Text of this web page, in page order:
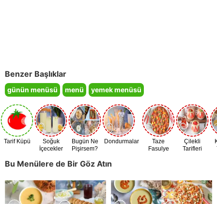
Benzer Başlıklar
günün menüsü menü yemek menüsü
Tarif Küpü
Soğuk
İçecekler
Bugün Ne
Pişirsem?
Dondurmalar
Taze
Fasulye
Çilekli
Tarifleri
Bu Menülere de Bir Göz Atın